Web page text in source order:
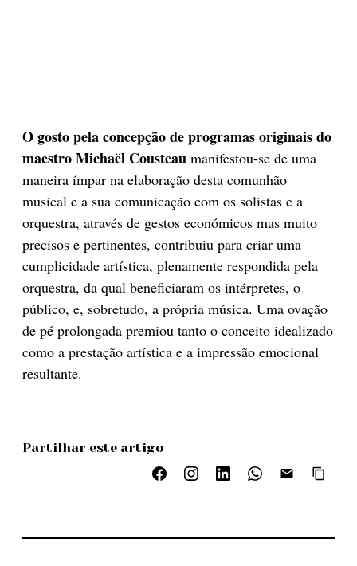
O gosto pela concepção de programas originais do
maestro Michaël Cousteau manifestou-se de uma
maneira ímpar na elaboração desta comunhão
musical e a sua comunicação com os solistas e a
orquestra, através de gestos económicos mas muito
precisos e pertinentes, contribuiu para criar uma
cumplicidade artística, plenamente respondida pela
orquestra, da qual beneficiaram os intérpretes, o
público, e, sobretudo, a própria música. Uma ovação
de pé prolongada premiou tanto o conceito idealizado
como a prestação artística e a impressão emocional
resultante.
Partilhar este artigo